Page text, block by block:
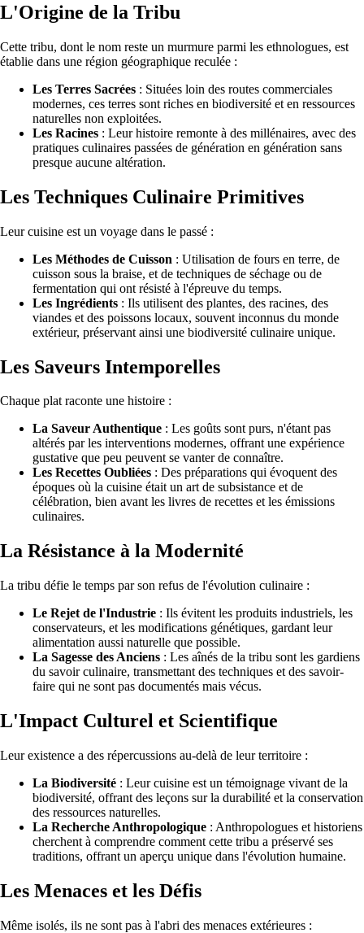
L'Origine de la Tribu
Cette tribu, dont le nom reste un murmure parmi les ethnologues, est
établie dans une région géographique reculée :
Les Terres Sacrées : Situées loin des routes commerciales
modernes, ces terres sont riches en biodiversité et en ressources
naturelles non exploitées.
Les Racines : Leur histoire remonte à des millénaires, avec des
pratiques culinaires passées de génération en génération sans
presque aucune altération.
Les Techniques Culinaire Primitives
Leur cuisine est un voyage dans le passé :
Les Méthodes de Cuisson : Utilisation de fours en terre, de
cuisson sous la braise, et de techniques de séchage ou de
fermentation qui ont résisté à l'épreuve du temps.
Les Ingrédients : Ils utilisent des plantes, des racines, des
viandes et des poissons locaux, souvent inconnus du monde
extérieur, préservant ainsi une biodiversité culinaire unique.
Les Saveurs Intemporelles
Chaque plat raconte une histoire :
La Saveur Authentique : Les goûts sont purs, n'étant pas
altérés par les interventions modernes, offrant une expérience
gustative que peu peuvent se vanter de connaître.
Les Recettes Oubliées : Des préparations qui évoquent des
époques où la cuisine était un art de subsistance et de
célébration, bien avant les livres de recettes et les émissions
culinaires.
La Résistance à la Modernité
La tribu défie le temps par son refus de l'évolution culinaire :
Le Rejet de l'Industrie : Ils évitent les produits industriels, les
conservateurs, et les modifications génétiques, gardant leur
alimentation aussi naturelle que possible.
La Sagesse des Anciens : Les aînés de la tribu sont les gardiens
du savoir culinaire, transmettant des techniques et des savoir-
faire qui ne sont pas documentés mais vécus.
L'Impact Culturel et Scientifique
Leur existence a des répercussions au-delà de leur territoire :
La Biodiversité : Leur cuisine est un témoignage vivant de la
biodiversité, offrant des leçons sur la durabilité et la conservation
des ressources naturelles.
La Recherche Anthropologique : Anthropologues et historiens
cherchent à comprendre comment cette tribu a préservé ses
traditions, offrant un aperçu unique dans l'évolution humaine.
Les Menaces et les Défis
Même isolés, ils ne sont pas à l'abri des menaces extérieures :